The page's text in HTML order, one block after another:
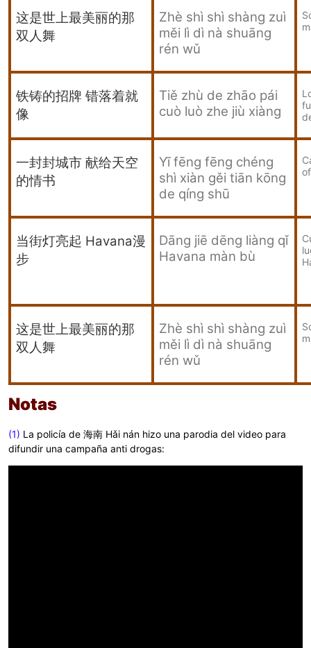
这是世上最美丽的那
双人舞
Zhè shì shì shàng zuì
měi lì dì nà shuāng
rén wǔ
铁铸的招牌 错落着就
像
Tiě zhù de zhāo pái
cuò luò zhe jiù xiàng
一封封城市 献给天空
的情书
Yī fēng fēng chéng
shì xiàn gěi tiān kōng
de qíng shū
当街灯亮起 Havana漫
步
Dāng jiē dēng liàng qǐ
Havana màn bù
这是世上最美丽的那
双人舞
Zhè shì shì shàng zuì
měi lì dì nà shuāng
rén wǔ
Notas
(1) La policía de 海南 Hǎi nán hizo una parodia del video para
difundir una campaña anti drogas: